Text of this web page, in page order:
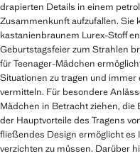
drapierten Details in einem
Zusammenkunft aufzufallen. Sie
kastanienbraunem Lurex-Stoff
Geburtstagsfeier zum Strahlen
für Teenager-Mädchen
Situationen zu tragen und
vermitteln. Für besondere
Mädchen in Betracht ziehen, die
der Hauptvorteile des Tragens
fließendes Design ermöglicht es
verzichten zu müssen. Darüber